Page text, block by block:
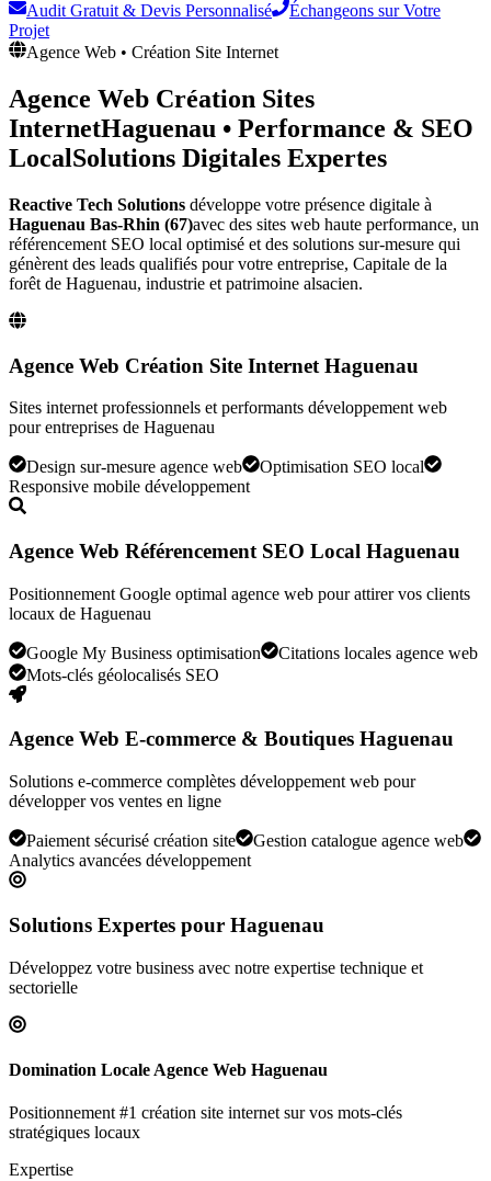
Audit Gratuit & Devis Personnalisé
Échangeons sur Votre
Projet
Agence Web • Création Site Internet
Agence Web Création Sites
InternetHaguenau • Performance & SEO
LocalSolutions Digitales Expertes
Reactive Tech Solutions développe votre présence digitale à
Haguenau Bas-Rhin (67)avec des sites web haute performance, un
référencement SEO local optimisé et des solutions sur-mesure qui
génèrent des leads qualifiés pour votre entreprise, Capitale de la
forêt de Haguenau, industrie et patrimoine alsacien.
Agence Web Création Site Internet Haguenau
Sites internet professionnels et performants développement web
pour entreprises de Haguenau
Design sur-mesure agence web
Optimisation SEO local
Responsive mobile développement
Agence Web Référencement SEO Local Haguenau
Positionnement Google optimal agence web pour attirer vos clients
locaux de Haguenau
Google My Business optimisation
Citations locales agence web
Mots-clés géolocalisés SEO
Agence Web E-commerce & Boutiques Haguenau
Solutions e-commerce complètes développement web pour
développer vos ventes en ligne
Paiement sécurisé création site
Gestion catalogue agence web
Analytics avancées développement
Solutions Expertes pour Haguenau
Développez votre business avec notre expertise technique et
sectorielle
Domination Locale Agence Web Haguenau
Positionnement #1 création site internet sur vos mots-clés
stratégiques locaux
Expertise